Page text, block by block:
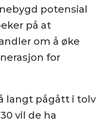
potensial
på at
om å øke
for
langt pågått i tolv
vil de ha